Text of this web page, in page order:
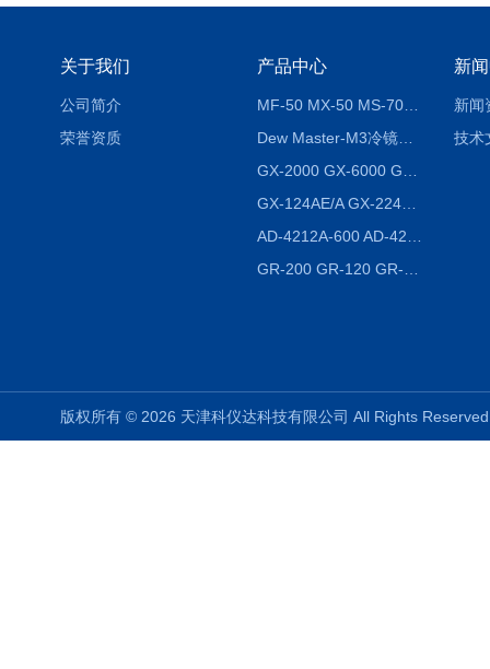
关于我们
公司简介
荣誉资质
产品中心
MF-50 MX-50 MS-70卤素水分测定仪 红外线水分仪
Dew Master-M3冷镜式露点仪
GX-124AE/A GX-224AE/A分析天平
新
新闻
技术
版权所有 © 2026 天津科仪达科技有限公司 All Rights